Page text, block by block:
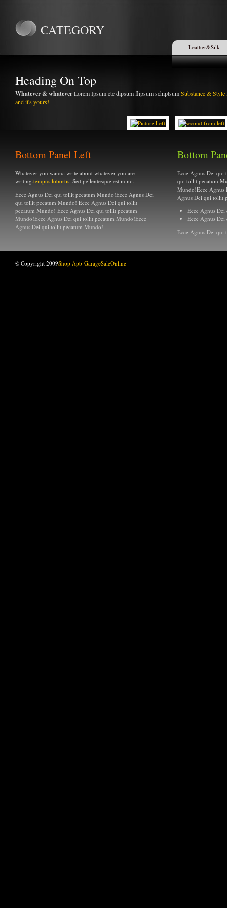
CATEGORY
Leather&Silk
Heading On Top
Whatever & whateverLorem Ipsum etc dipsum flipsum schiptsumSubstance & Style
and it's yours!
Bottom Panel Left
Whatever you wanna write about whatever you are
writing.tempus lobortis. Sed pellentesque est in mi.
Ecce Agnus Dei qui tollit pecatum Mundo!Ecce Agnus Dei
qui tollit pecatum Mundo! Ecce Agnus Dei qui tollit
pecatum Mundo! Ecce Agnus Dei qui tollit pecatum
Mundo!Ecce Agnus Dei qui tollit pecatum Mundo!Ecce
Agnus Dei qui tollit pecatum Mundo!
Bottom
Ecce Agnus Dei qui
qui tollit pecatum
Mundo!Ecce Agnus
Agnus Dei qui tollit
Ecce Agnus
Ecce Agnus
Ecce Agnus Dei
© Copyright 2009Shop Apb-GarageSaleOnline